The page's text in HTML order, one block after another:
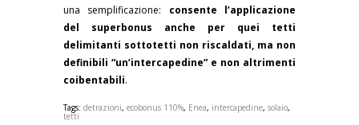
una semplificazione: consente l’applicazione
del superbonus anche per quei tetti
delimitanti sottotetti non riscaldati, ma non
definibili “un’intercapedine” e non altrimenti
coibentabili.
Tags: detrazioni, ecobonus 110%, Enea, intercapedine, solaio,
tetti